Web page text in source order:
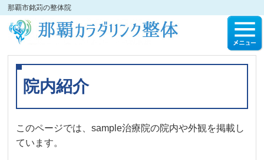
那覇市銘苅の整体院
院内紹介
このページでは、sample治療院の院内や外観を掲載し
ています。